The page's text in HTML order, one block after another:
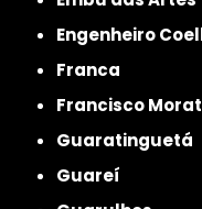
Engenheiro
Franca
Francisco
Guaratinguetá
Guareí